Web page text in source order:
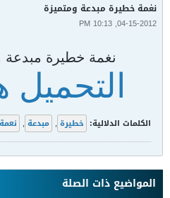
نغمة خطيرة مبدعة ومتميزة
04-15-2012, 10:13 PM
نغمة خطيرة مبدعة
التحميل
الكلمات الدلالية: خطيرة , مبدعة , نعمة
المواضيع ذات الصلة